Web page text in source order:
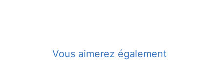
Vous aimerez également